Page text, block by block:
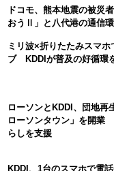
ドコモ、熊本地震の被災
おうⅡ」と八代港の通信
ミリ波×折りたたみスマホ
ブ KDDIが普及の好循環
ローソンとKDDI、団地再
ローソンタウン」を開業
らしを支援
KDDI、1台のスマホで電